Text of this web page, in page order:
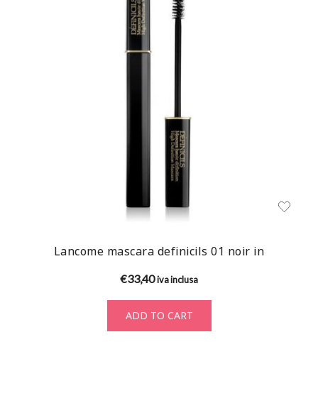
Lancome mascara definicils 01 noir in
€33,40iva inclusa
ADD TO CART